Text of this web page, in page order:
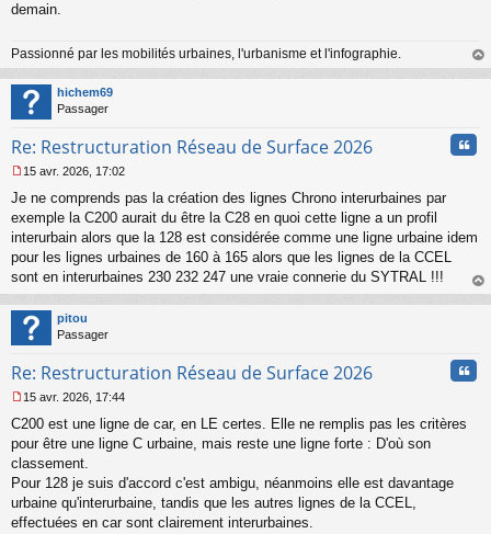
demain.
Passionné par les mobilités urbaines, l'urbanisme et l'infographie.
au
hichem69
Passager
Re: Restructuration Réseau de Surface 2026
e
s
s
g
e
n
o
n
l
15 avr. 2026, 17:02
Je ne comprends pas la création des lignes Chrono interurbaines par
exemple la C200 aurait du être la C28 en quoi cette ligne a un profil
interurbain alors que la 128 est considérée comme une ligne urbaine idem
pour les lignes urbaines de 160 à 165 alors que les lignes de la CCEL
sont en interurbaines 230 232 247 une vraie connerie du SYTRAL !!!
au
pitou
Passager
Re: Restructuration Réseau de Surface 2026
e
s
s
g
e
n
15 avr. 2026, 17:44
C200 est une ligne de car, en LE certes. Elle ne remplis pas les critères
pour être une ligne C urbaine, mais reste une ligne forte : D'où son
classement.
Pour 128 je suis d'accord c'est ambigu, néanmoins elle est davantage
urbaine qu'interurbaine, tandis que les autres lignes de la CCEL,
effectuées en car sont clairement interurbaines.